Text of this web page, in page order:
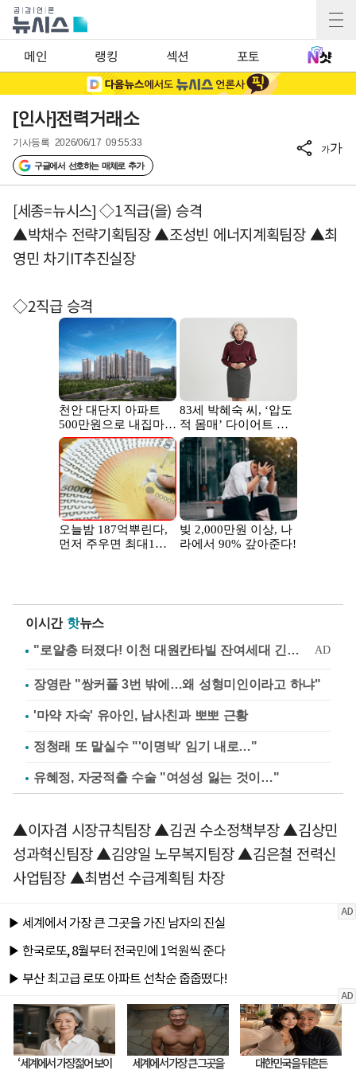
메인 랭킹 섹션 포토
[인사]전력거래소
기사등록 2026/06/17 09:55:33
구글에서 선호하는 매체로 추가
가가
[세종=뉴시스] ◇1직급(을) 승격
▲박채수 전략기획팀장 ▲조성빈 에너지계획팀장 ▲최
영민 차기IT추진실장
◇2직급 승격
이시간 핫뉴스
장영란 "쌍커풀 3번 밖에…왜 성형미인이라고 하냐"
'마약 자숙' 유아인, 남사친과 뽀뽀 근황
정청래 또 말실수 "'이명박' 임기 내로…"
유혜정, 자궁적출 수술 "여성성 잃는 것이…"
▲이자겸 시장규칙팀장 ▲김권 수소정책부장 ▲김상민
성과혁신팀장 ▲김양일 노무복지팀장 ▲김은철 전력신
사업팀장 ▲최범선 수급계획팀 차장